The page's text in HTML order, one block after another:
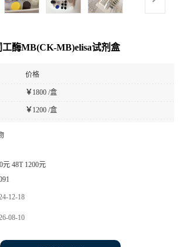
酶MB(CK-MB)elisa试剂盒
价格
￥ 1800 /盒
￥ 1200 /盒
元 48T 1200元
12-18
08-10